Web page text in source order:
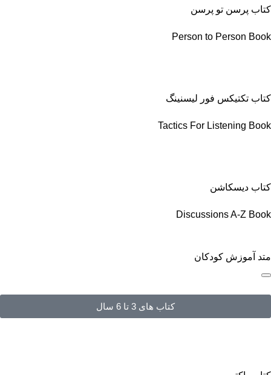
کتاب پرسن تو پرسن
Person to Person Book
کتاب تکتیکس فور لیسنینگ
Tactics For Listening Book
کتاب دیسکاشن
Discussions A-Z Book
متد آموزش کودکان
کتاب های 3 تا 6 سال